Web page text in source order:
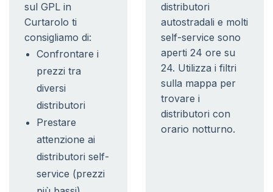
sul GPL in
Curtarolo ti
consigliamo di:
Confrontare i
prezzi tra
diversi
distributori
Prestare
attenzione ai
distributori self-
service (prezzi
distributori
autostradali e molti
self-service sono
aperti 24 ore su
24. Utilizza i filtri
sulla mappa per
trovare i
distributori con
orario notturno.